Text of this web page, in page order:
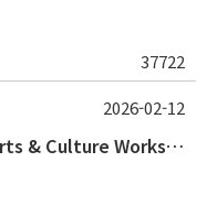
37722
(~2/19) 아시아대학연맹 AUA-CU Arts & Culture Workshop Camp 2026 참가자 선발 안내
2026-02-12